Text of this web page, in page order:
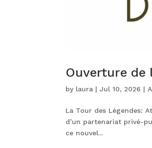
Ouverture de
by laura |Jul 10, 2026 |
La Tour des Légendes:
d’un partenariat privé-
ce nouvel...